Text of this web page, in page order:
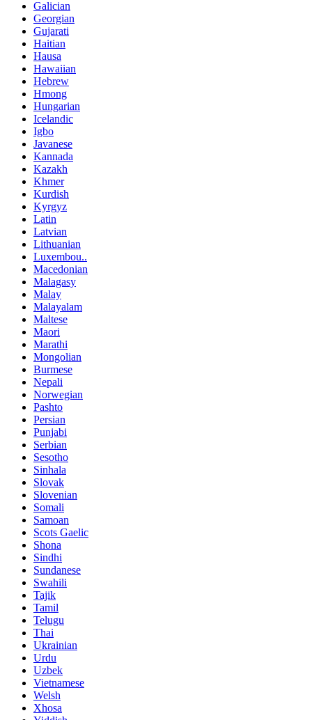
Galician
Georgian
Gujarati
Haitian
Hausa
Hawaiian
Hebrew
Hmong
Hungarian
Icelandic
Igbo
Javanese
Kannada
Kazakh
Khmer
Kurdish
Kyrgyz
Latin
Latvian
Lithuanian
Luxembou..
Macedonian
Malagasy
Malay
Malayalam
Maltese
Maori
Marathi
Mongolian
Burmese
Nepali
Norwegian
Pashto
Persian
Punjabi
Serbian
Sesotho
Sinhala
Slovak
Slovenian
Somali
Samoan
Scots Gaelic
Shona
Sindhi
Sundanese
Swahili
Tajik
Tamil
Telugu
Thai
Ukrainian
Urdu
Uzbek
Vietnamese
Welsh
Xhosa